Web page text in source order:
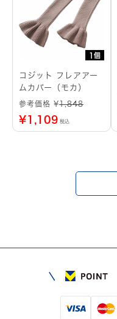
1個
コジット フレアアー
ムカバー（モカ）
参考価格 ¥1,848
¥1,109 税込